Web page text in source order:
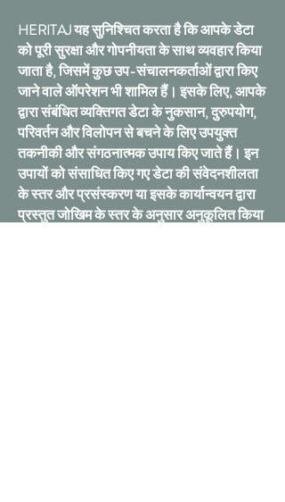
HERITAJ यह सुनिश्चित करता है कि आपके डेटा
को पूरी सुरक्षा और गोपनीयता के साथ व्यवहार किया
जाता है, जिसमें कुछ उप-संचालनकर्ताओं द्वारा किए
जाने वाले ऑपरेशन भी शामिल हैं। इसके लिए, आपके
द्वारा संबंधित व्यक्तिगत डेटा के नुकसान, दुरुपयोग,
परिवर्तन और विलोपन से बचने के लिए उपयुक्त
तकनीकी और संगठनात्मक उपाय किए जाते हैं। इन
उपायों को संसाधित किए गए डेटा की संवेदनशीलता
के स्तर और प्रसंस्करण या इसके कार्यान्वयन द्वारा
प्रस्तुत जोखिम के स्तर के अनुसार अनुकूलित किया